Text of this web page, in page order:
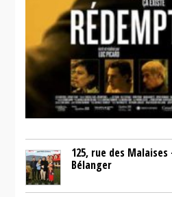
125, rue des
Bélanger